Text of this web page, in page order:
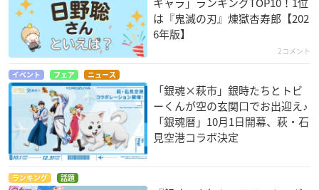
は『鬼滅の刃』煉󠄁獄杏寿郎【202
6年版】
2コメント
イベント フェア ニュース
「銀魂×萩市」銀時たちとトビ
ーくんが空の玄関口でお出迎え♪
「銀魂暦」10月1日開幕、萩・石
見空港コラボ決定
ランキング 話題